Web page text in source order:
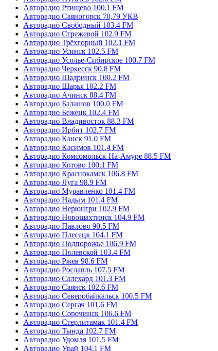
Авторадио Ртищево 100.1 FM
Авторадио Саяногорск 70,79 УКВ
Авторадио Свободный 103.4 FM
Авторадио Стрежевой 102.9 FM
Авторадио Трёхгорный 102.1 FM
Авторадио Усинск 102.5 FM
Авторадио Усолье-Сибирское 100.7 FM
Авторадио Черкесск 90.8 FM
Авторадио Шадринск 100.2 FM
Авторадио Шарья 102.2 FM
Авторадио Ачинск 88.4 FM
Авторадио Балашов 100.0 FM
Авторадио Бежецк 102.4 FM
Авторадио Владивосток 88.3 FM
Авторадио Ирбит 102.7 FM
Авторадио Канск 91.0 FM
Авторадио Касимов 101.4 FM
Авторадио Комсомольск-На-Амуре 88.5 FM
Авторадио Котово 100.1 FM
Авторадио Краснокамск 106.8 FM
Авторадио Луга 98.9 FM
Авторадио Муравленко 101.4 FM
Авторадио Надым 101.4 FM
Авторадио Нерюнгри 102.9 FM
Авторадио Новошахтинск 104.9 FM
Авторадио Павлово 90.5 FM
Авторадио Плесецк 104.1 FM
Авторадио Подпорожье 106.9 FM
Авторадио Полевской 103.4 FM
Авторадио Ржев 98.6 FM
Авторадио Рославль 107.5 FM
Авторадио Салехард 101.3 FM
Авторадио Саянск 102.6 FM
Авторадио Северобайкальск 100.5 FM
Авторадио Сергач 101.6 FM
Авторадио Сорочинск 106.6 FM
Авторадио Стерлитамак 101.4 FM
Авторадио Тында 102.7 FM
Авторадио Удомля 101.5 FM
Авторадио Урай 104.1 FM